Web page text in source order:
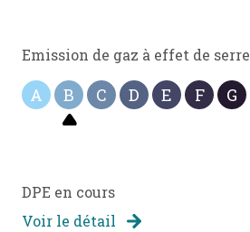
Emission de gaz à effet de serre
A B C D E F G
DPE en cours
Voir le détail